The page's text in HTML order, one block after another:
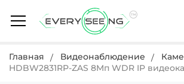
Главная Видеонаблюдение
HDBW2831RP-ZAS 8Mп WDR IP